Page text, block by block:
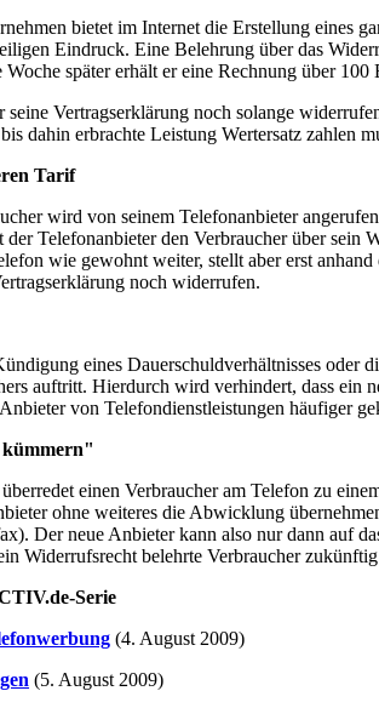
bietet im Internet die Erstellung eines
Eindruck. Eine Belehrung über das
später erhält er eine Rechnung über
Vertragserklärung noch solange
dahin erbrachte Leistung Wertersatz zahlen
Tarif
wird von seinem Telefonanbieter
der Telefonanbieter den Verbraucher über
wie gewohnt weiter, stellt aber erst
noch widerrufen.
eines Dauerschuldverhältnisses oder
auftritt. Hierdurch wird verhindert, dass ein
von Telefondienstleistungen häufiger
kümmern"
einen Verbraucher am Telefon zu
ohne weiteres die Abwicklung
Der neue Anbieter kann also nur dann auf
Widerrufsrecht belehrte Verbraucher
Serie
(4. August 2009)
(5. August 2009)